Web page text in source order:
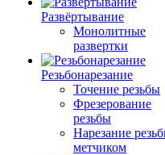
Развёртывание
Монолитные
развертки
Резьбонарезание
Точение резьбы
Фрезерование
резьбы
Нарезание
метчиком